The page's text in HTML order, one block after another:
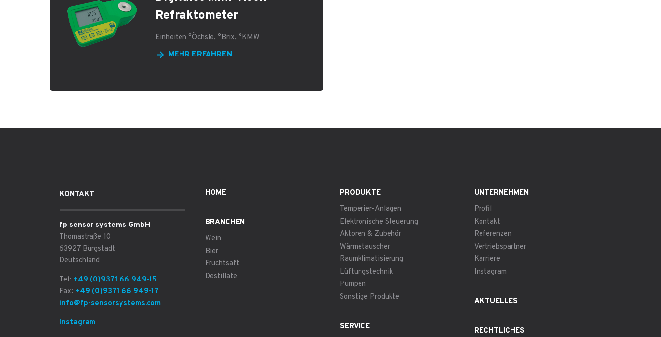
Refraktometer
Einheiten °Öchsle, °Brix, °KMW
MEHR ERFAHREN
KONTAKT
fp sensor systems GmbH
Thomastraße 10
63927 Bürgstadt
Deutschland
Tel: +49 (0)9371 66 949-15
Fax: +49 (0)9371 66 949-17
info@fp-sensorsystems.com
Instagram
HOME
BRANCHEN
Wein
Bier
Fruchtsaft
Destillate
PRODUKTE
Temperier-Anlagen
Elektronische Steuerung
Aktoren & Zubehör
Wärmetauscher
Raumklimatisierung
Lüftungstechnik
Pumpen
Sonstige Produkte
SERVICE
UNTERNEHMEN
Profil
Kontakt
Referenzen
Vertriebspartner
Karriere
Instagram
AKTUELLES
RECHTLICHES